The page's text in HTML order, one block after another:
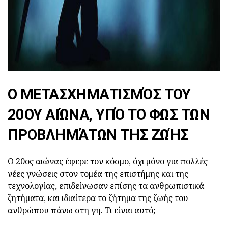
Ο ΜΕΤΑΣΧΗΜΑΤΙΣΜΌΣ ΤΟΥ
20ΟΥ ΑΙΏΝΑ, ΥΠΌ ΤΟ ΦΩΣ ΤΩΝ
ΠΡΟΒΛΗΜΆΤΩΝ ΤΗΣ ΖΩΉΣ
Ο 20ος αιώνας έφερε τον κόσμο, όχι μόνο για πολλές
νέες γνώσεις στον τομέα της επιστήμης και της
τεχνολογίας, επιδείνωσαν επίσης τα ανθρωπιστικά
ζητήματα, και ιδιαίτερα το ζήτημα της ζωής του
ανθρώπου πάνω στη γη. Τι είναι αυτό;